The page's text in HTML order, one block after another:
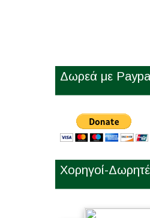
Δωρεά με
Χορηγοί-